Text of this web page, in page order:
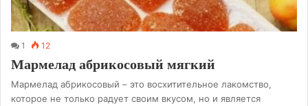
1 12
Мармелад абрикосовый мягкий
Мармелад абрикосовый – это восхитительное лакомство,
которое не только радует своим вкусом, но и является